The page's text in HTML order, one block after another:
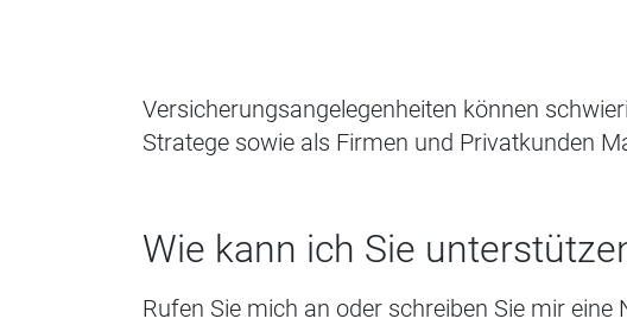
Versicherungsangelegenheiten können
Stratege sowie als Firmen und Privatkunden
Wie kann ich Sie
Rufen Sie mich an oder schreiben Sie mir eine